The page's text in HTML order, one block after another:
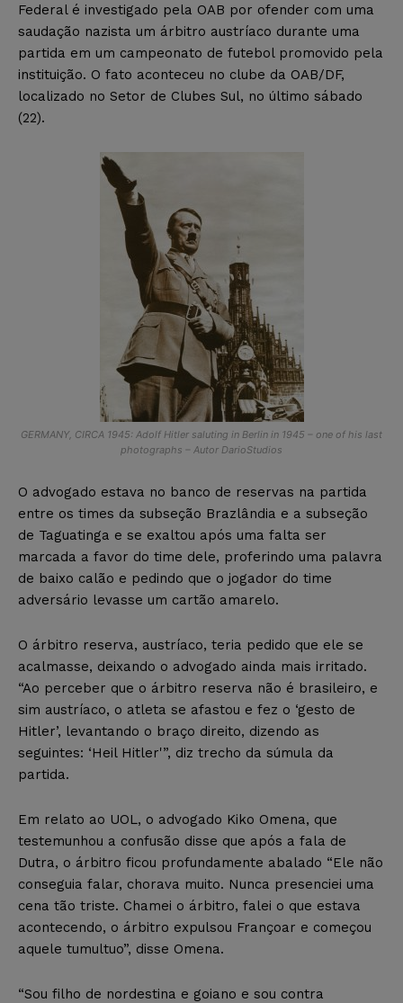
Federal é investigado pela OAB por ofender com uma
saudação nazista um árbitro austríaco durante uma
partida em um campeonato de futebol promovido pela
instituição. O fato aconteceu no clube da OAB/DF,
localizado no Setor de Clubes Sul, no último sábado
(22).
GERMANY, CIRCA 1945: Adolf Hitler saluting in Berlin in 1945 – one of his last
photographs – Autor DarioStudios
O advogado estava no banco de reservas na partida
entre os times da subseção Brazlândia e a subseção
de Taguatinga e se exaltou após uma falta ser
marcada a favor do time dele, proferindo uma palavra
de baixo calão e pedindo que o jogador do time
adversário levasse um cartão amarelo.
O árbitro reserva, austríaco, teria pedido que ele se
acalmasse, deixando o advogado ainda mais irritado.
“Ao perceber que o árbitro reserva não é brasileiro, e
sim austríaco, o atleta se afastou e fez o ‘gesto de
Hitler’, levantando o braço direito, dizendo as
seguintes: ‘Heil Hitler'”, diz trecho da súmula da
partida.
Em relato ao UOL, o advogado Kiko Omena, que
testemunhou a confusão disse que após a fala de
Dutra, o árbitro ficou profundamente abalado “Ele não
conseguia falar, chorava muito. Nunca presenciei uma
cena tão triste. Chamei o árbitro, falei o que estava
acontecendo, o árbitro expulsou Françoar e começou
aquele tumultuo”, disse Omena.
“Sou filho de nordestina e goiano e sou contra